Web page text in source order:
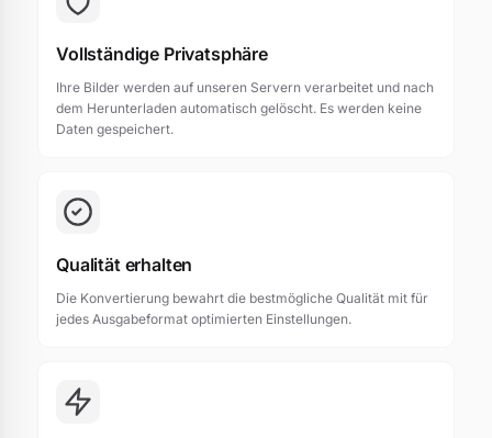
Vollständige Privatsphäre
Ihre Bilder werden auf unseren Servern verarbeitet und nach
dem Herunterladen automatisch gelöscht. Es werden keine
Daten gespeichert.
Qualität erhalten
Die Konvertierung bewahrt die bestmögliche Qualität mit für
jedes Ausgabeformat optimierten Einstellungen.